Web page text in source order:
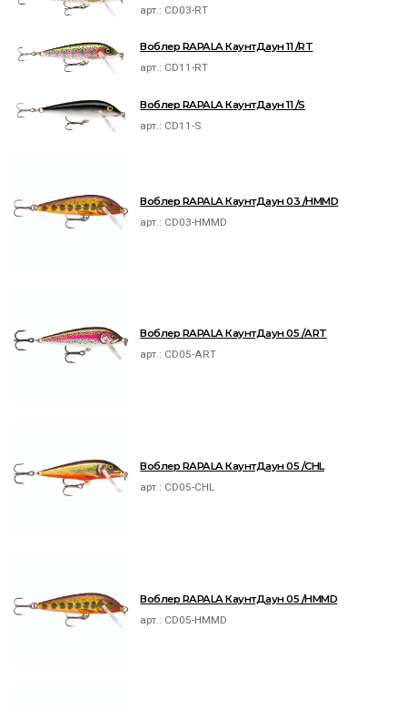
арт.: CD03-RT
Воблер RAPALA КаунтДаун 11 /RT
арт.: CD11-RT
Воблер RAPALA КаунтДаун 11 /S
арт.: CD11-S
Воблер RAPALA КаунтДаун 03 /HMMD
арт.: CD03-HMMD
Воблер RAPALA КаунтДаун 05 /ART
арт.: CD05-ART
Воблер RAPALA КаунтДаун 05 /CHL
арт.: CD05-CHL
Воблер RAPALA КаунтДаун 05 /HMMD
арт.: CD05-HMMD